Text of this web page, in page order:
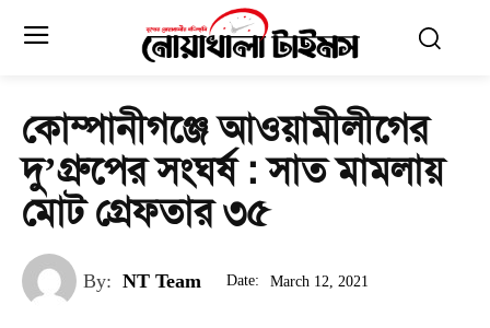
কোম্পানীগঞ্জে আওয়ামীলীগের
দু’গ্রুপের সংঘর্ষ : সাত মামলায়
মোট গ্রেফতার ৩৫
By: NT Team Date: March 12, 2021